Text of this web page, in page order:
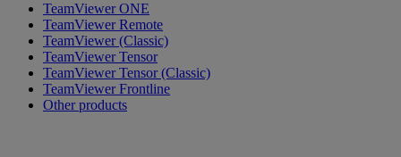
TeamViewer ONE
TeamViewer Remote
TeamViewer (Classic)
TeamViewer Tensor
TeamViewer Tensor (Classic)
TeamViewer Frontline
Other products